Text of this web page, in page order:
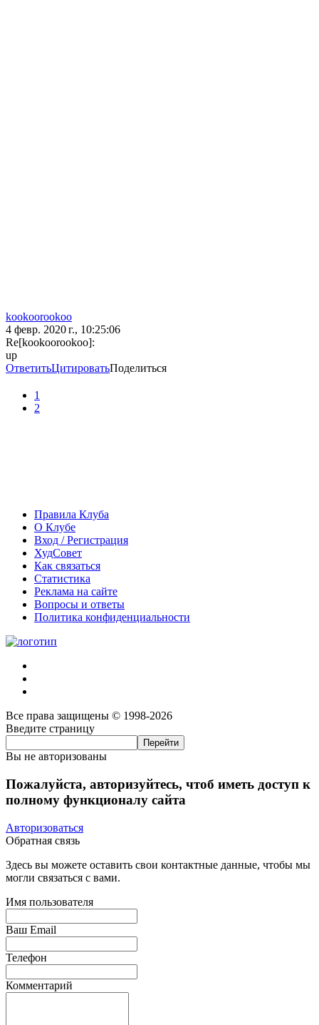
kookoorookoo
4 февр. 2020 г., 10:25:06
Re[kookoorookoo]:
up
ОтветитьЦитироватьПоделиться
1
2
Правила Клуба
О Клубе
Вход / Регистрация
ХудСовет
Как связаться
Статистика
Реклама на сайте
Вопросы и ответы
Политика конфиденциальности
Все права защищены © 1998-2026
Введите страницу
Вы не авторизованы
Пожалуйста, авторизуйтесь, чтоб иметь доступ к
полному функционалу сайта
Авторизоваться
Обратная связь
Здесь вы можете оставить свои контактные данные, чтобы мы
могли связаться с вами.
Имя пользователя
Ваш Email
Телефон
Комментарий